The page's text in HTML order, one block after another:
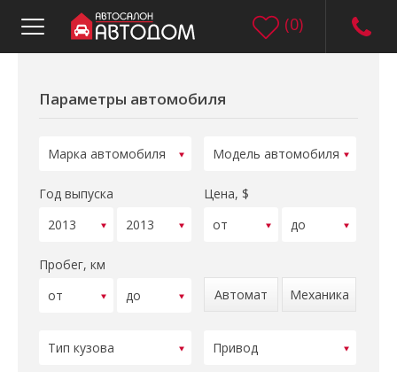
(0)
Параметры автомобиля
Год выпуска Цена, $
Пробег, км
Автомат
Механика